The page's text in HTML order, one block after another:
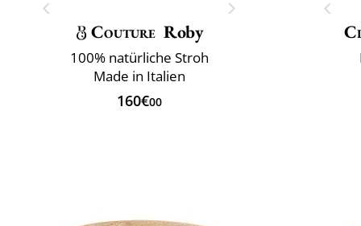
Couture Roby
100% natürliche Stroh
Made in Italien
160€00